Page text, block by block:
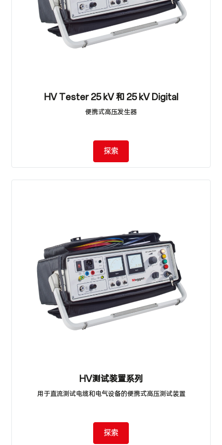
HV Tester 25 kV 和 25 kV Digital
便携式高压发生器
探索
HV测试装置系列
用于直流测试电缆和电气设备的便携式高压测试装置
探索